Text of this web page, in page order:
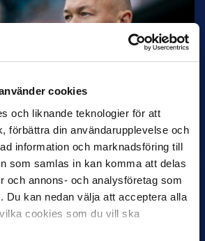
cookies
och liknande teknologier för att
förbättra din användarupplevelse och
information och marknadsföring till
som samlas in kan komma att delas
och annons- och analysföretag som
Du kan nedan välja att acceptera alla
cookies som du vill ska
som huvudtränare i herrlaget har